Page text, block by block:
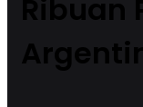
Ribuan